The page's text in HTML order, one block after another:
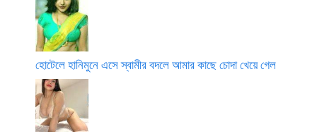
হোটেলে হানিমুনে এসে স্বামীর বদলে আমার কাছে চোদা খেয়ে গেল